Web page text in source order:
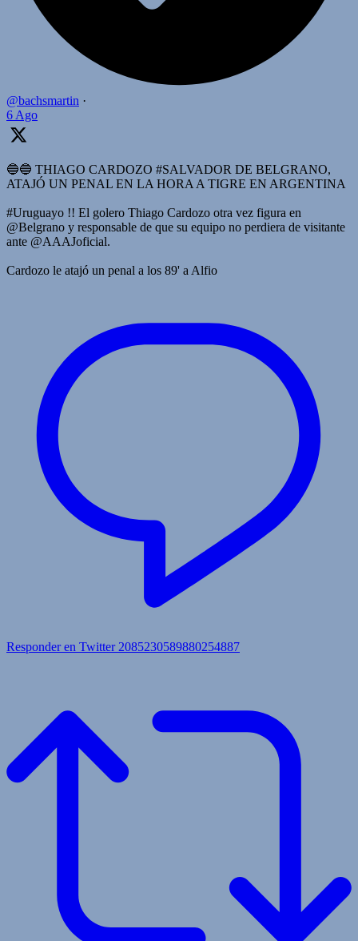
@bachsmartin ·
6 Ago
🔵🔵 THIAGO CARDOZO #SALVADOR DE BELGRANO,
ATAJÓ UN PENAL EN LA HORA A TIGRE EN ARGENTINA
#Uruguayo !! El golero Thiago Cardozo otra vez figura en
@Belgrano y responsable de que su equipo no perdiera de visitante
ante @AAAJoficial.
Cardozo le atajó un penal a los 89' a Alfio
Responder en Twitter 2085230589880254887